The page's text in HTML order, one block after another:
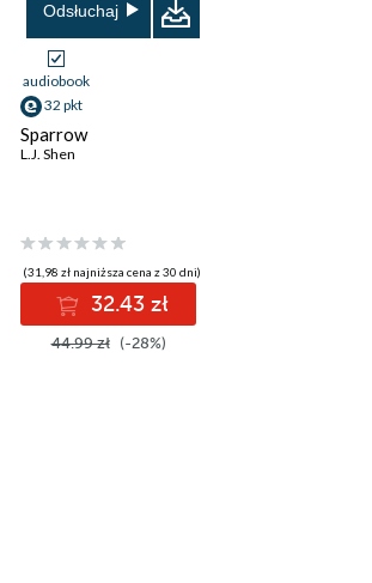
Odsłuchaj
audiobook
32 pkt
Sparrow
L.J. Shen
(31,98 zł najniższa cena z 30 dni)
32.43 zł
44.99 zł (-28%)